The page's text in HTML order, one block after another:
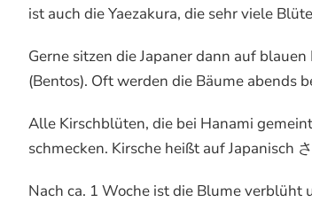
ist auch die Yaezakura, die sehr viele
Gerne sitzen die Japaner dann auf
(Bentos). Oft werden die Bäume abends
Alle Kirschblüten, die bei Hanami
schmecken. Kirsche heißt auf Japanisch
Nach ca. 1 Woche ist die Blume